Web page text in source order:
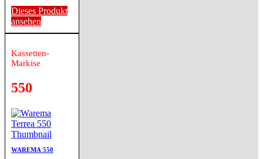
Dieses Produkt
ansehen
Kassetten-
Markise
550
WAREMA 550